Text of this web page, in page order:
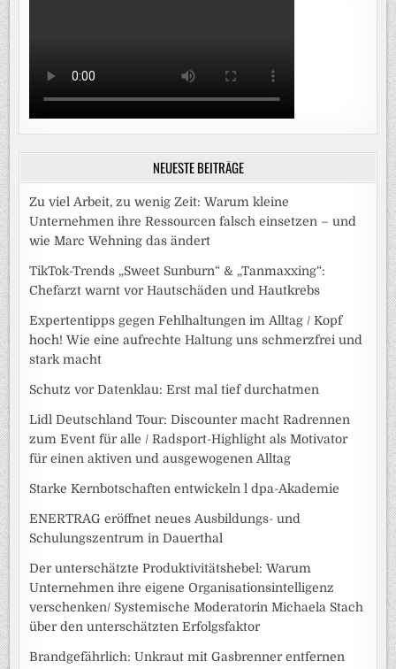
NEUESTE BEITRÄGE
Zu viel Arbeit, zu wenig Zeit: Warum kleine
Unternehmen ihre Ressourcen falsch einsetzen – und
wie Marc Wehning das ändert
TikTok-Trends „Sweet Sunburn“ & „Tanmaxxing“:
Chefarzt warnt vor Hautschäden und Hautkrebs
Expertentipps gegen Fehlhaltungen im Alltag / Kopf
hoch! Wie eine aufrechte Haltung uns schmerzfrei und
stark macht
Schutz vor Datenklau: Erst mal tief durchatmen
Lidl Deutschland Tour: Discounter macht Radrennen
zum Event für alle / Radsport-Highlight als Motivator
für einen aktiven und ausgewogenen Alltag
Starke Kernbotschaften entwickeln l dpa-Akademie
ENERTRAG eröffnet neues Ausbildungs- und
Schulungszentrum in Dauerthal
Der unterschätzte Produktivitätshebel: Warum
Unternehmen ihre eigene Organisationsintelligenz
verschenken/ Systemische Moderatorin Michaela Stach
über den unterschätzten Erfolgsfaktor
Brandgefährlich: Unkraut mit Gasbrenner entfernen